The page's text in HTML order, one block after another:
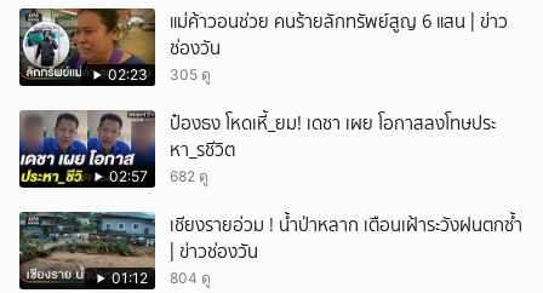
02:23
แม่ค้าวอนช่วย คนร้ายลักทรัพย์สูญ 6 แสน | ข่าว
ช่องวัน
305 ดู
02:57
ป๋องธง โหดเหี้_ยม! เดชา เผย โอกาสลงโทษประ
หา_รชีวิต
682 ดู
01:12
เชียงรายอ่วม ! น้ำป่าหลาก เตือนเฝ้าระวังฝนตกซ้ำ
| ข่าวช่องวัน
804 ดู